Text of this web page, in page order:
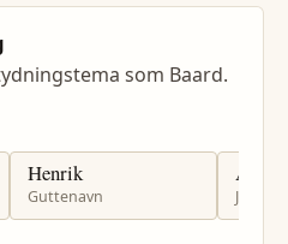
som Baard.
Henrik
Guttenavn
Astrid